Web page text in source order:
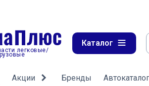
легковые/
Каталог
Акции Бренды Автокаталог